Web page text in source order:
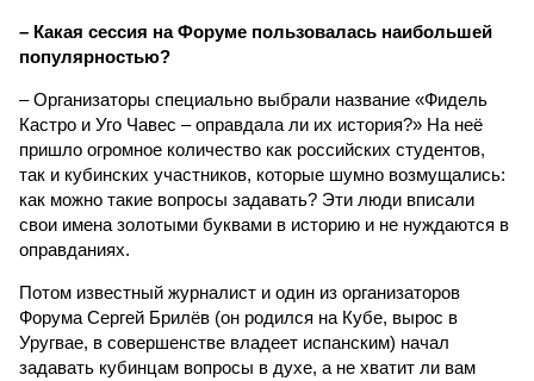
– Какая сессия на Форуме пользовалась наибольшей
популярностью?
– Организаторы специально выбрали название «Фидель
Кастро и Уго Чавес – оправдала ли их история?» На неё
пришло огромное количество как российских студентов,
так и кубинских участников, которые шумно возмущались:
как можно такие вопросы задавать? Эти люди вписали
свои имена золотыми буквами в историю и не нуждаются в
оправданиях.
Потом известный журналист и один из организаторов
Форума Сергей Брилёв (он родился на Кубе, вырос в
Уругвае, в совершенстве владеет испанским) начал
задавать кубинцам вопросы в духе, а не хватит ли вам